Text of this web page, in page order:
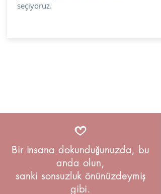
seçiyoruz.
Bir insana dokunduğunuzda, bu
anda olun,
sanki sonsuzluk önünüzdeymiş
gibi.